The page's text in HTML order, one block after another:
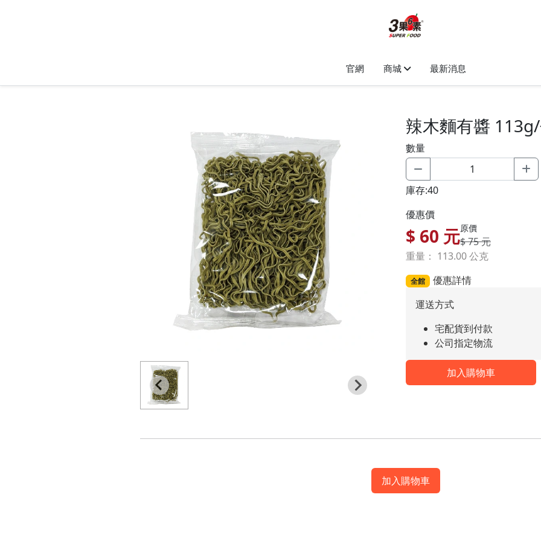
官網 商城 最新消息
辣木麵有醬
數量
庫存:40
優惠價
$ 60 元原價
$ 75 元
重量： 113.00 公克
全館
優惠詳情
運送方式
宅配貨到付款
公司指定物流
加入購物車
加入購物車